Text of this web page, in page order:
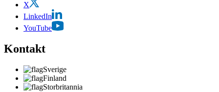
X
LinkedIn
YouTube
Kontakt
Sverige
Finland
Storbritannia